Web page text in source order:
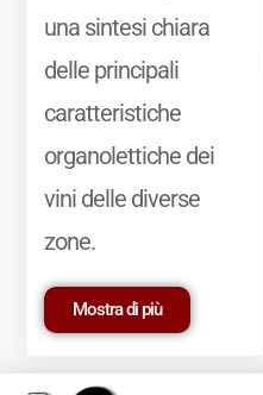
una sintesi chiara
delle principali
caratteristiche
organolettiche dei
vini delle diverse
zone.
Mostra di più